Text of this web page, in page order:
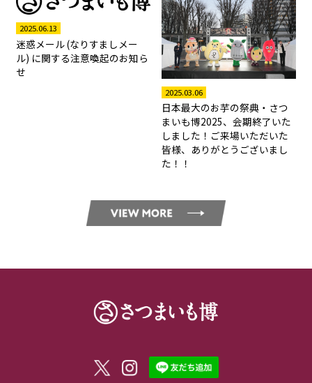
2025.06.13
迷惑メール (なりすましメー
ル) に関する注意喚起のお知ら
せ
2025.03.06
日本最大のお芋の祭典・さつ
まいも博2025、会期終了いた
しました！ご来場いただいた
皆様、ありがとうございまし
た！！